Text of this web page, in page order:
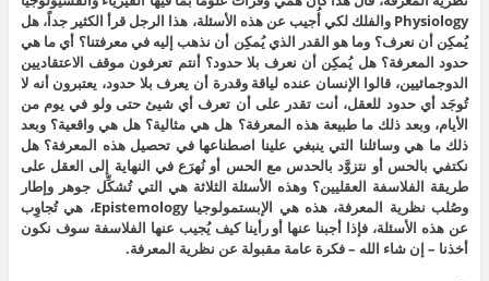
Physiology والفلك لكي أُجيب عن هذه الأسئلة، هذا الرجل قرأ الكثير جداً، هل
يُمكِن أن نعرف؟ وما هو القدر الذي يُمكِن أن نذهب إليه في معرفتنا؟ أي ما هي
حدود المعرفة؟ هل يُمكِن أن نعرف بلا حدود؟ أنتم تعرفون موقف الاعتقاديين
الدوجمائيين، قالوا الإنسان عنده لياقة وقدرة أن يعرف بلا حدود، يعتبرون أنه لا
تُوجَد أي حدود للعقل، أنت تقدر على أن تعرف أي شيئ حتى ولو في يوم من
الأيام، وبعد ذلك ما طبيعة هذه المعرفة؟ هل هي مثالية؟ هل هي واقعية؟ وبعد
ذلك ما هي وسائلنا التي ينبغي علينا اصطناعها في تحصيل هذه المعرفة؟ هل
نكتفي بالحس أو نتزوَّد بالحدس مع الحس أو نُهرَع في النهاية إلى العقل على
طريقة الفلاسفة العقليين؟ وهذه الأسئلة الثلاثة هي التي تُشكِّل جوهر وإطار
وصُلب نظرية المعرفة، هذه هي الإبستمولوجيا Epistemology، هي تُجاوِب
عن هذه الأسئلة، فإذا أجبنا عنها أو رأينا كيف يُجيب عنها الفلاسفة سوف نكون
أخذنا – إن شاء الله – فكرة عامة مقبولة عن نظرية المعرفة.